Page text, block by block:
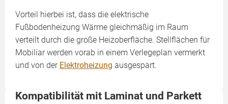
Vorteil hierbei ist, dass die elektrische
Fußbodenheizung Wärme gleichmäßig im Raum
verteilt durch die große Heizoberfläche. Stellflächen für
Mobiliar werden vorab in einem Verlegeplan vermerkt
und von der Elektroheizung ausgespart.
Kompatibilität mit Laminat und Parkett